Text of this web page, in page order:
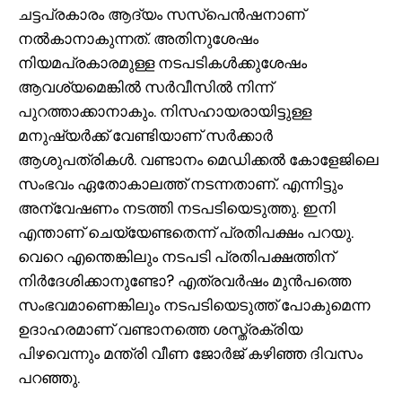
ചട്ടപ്രകാരം ആദ്യം സസ്പെന്‍ഷനാണ്
നൽകാനാകുന്നത്. അതിനുശേഷം
നിയമപ്രകാരമുള്ള നടപടികള്‍ക്കുശേഷം
ആവശ്യമെങ്കിൽ സര്‍വീസിൽ നിന്ന്
പുറത്താക്കാനാകും. നിസഹായരായിട്ടുള്ള
മനുഷ്യര്‍ക്ക് വേണ്ടിയാണ് സര്‍ക്കാര്‍
ആശുപത്രികള്‍. വണ്ടാനം മെഡിക്കൽ കോളേജിലെ
സംഭവം ഏതോകാലത്ത് നടന്നതാണ്. എന്നിട്ടും
അന്വേഷണം നടത്തി നടപടിയെടുത്തു. ഇനി
എന്താണ് ചെയ്യേണ്ടതെന്ന് പ്രതിപക്ഷം പറയു.
വെറെ എന്തെങ്കിലും നടപടി പ്രതിപക്ഷത്തിന്
നിര്‍ദേശിക്കാനുണ്ടോ? എത്രവര്‍ഷം മുൻപത്തെ
സംഭവമാണെങ്കിലും നടപടിയെടുത്ത് പോകുമെന്ന
ഉദാഹരമാണ് വണ്ടാനത്തെ ശസ്ത്രക്രിയ
പിഴവെന്നും മന്ത്രി വീണ ജോര്‍ജ് കഴിഞ്ഞ ദിവസം
പറഞ്ഞു.